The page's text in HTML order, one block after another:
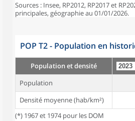
Sources : Insee, RP2012, RP2017 et
principales, géographie au 01/01/2026.
POP T2 - Population en
Population et densité
Population
Densité moyenne (hab/km²)
(*) 1967 et 1974 pour les DOM